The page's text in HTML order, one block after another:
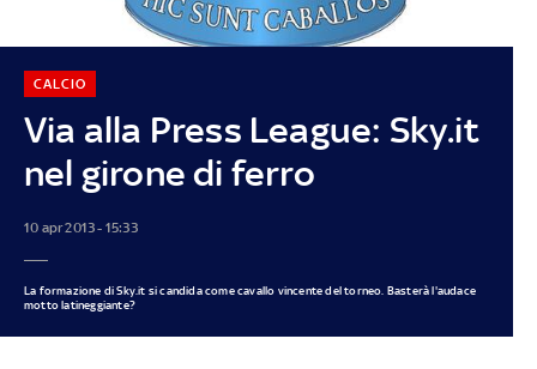
Via alla Press League: Sky.it
nel girone di ferro
CALCIO
10 apr 2013 - 15:33
La formazione di Sky.it si candida come cavallo vincente del torneo. Basterà l'audace
motto latineggiante?